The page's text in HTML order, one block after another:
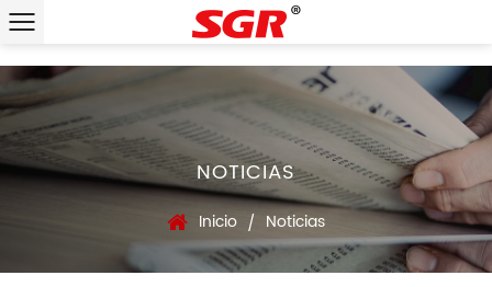
NOTICIAS
Inicio / Noticias